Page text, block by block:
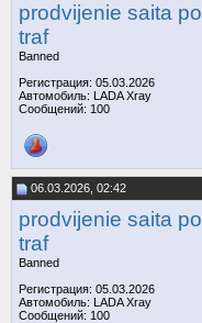
prodvijenie saita po
traf
Banned
Регистрация: 05.03.2026
Автомобиль: LADA Xray
Сообщений: 100
06.03.2026, 02:42
prodvijenie saita po
traf
Banned
Регистрация: 05.03.2026
Автомобиль: LADA Xray
Сообщений: 100